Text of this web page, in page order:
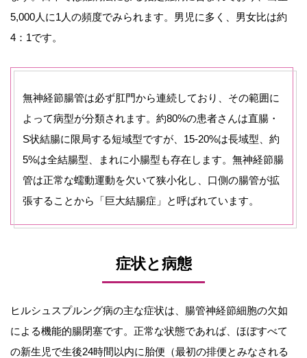
5,000人に1人の頻度でみられます。男児に多く、男女比は約
4：1です。
無神経節腸管は必ず肛門から連続しており、その範囲に
よって病型が分類されます。約80%の患者さんは直腸・
S状結腸に限局する短域型ですが、15-20%は長域型、約
5%は全結腸型、まれに小腸型も存在します。無神経節腸
管は正常な蠕動運動を欠いて狭小化し、口側の腸管が拡
張することから「巨大結腸症」と呼ばれています。
症状と病態
ヒルシュスプルング病の主な症状は、腸管神経節細胞の欠如
による機能的腸閉塞です。正常な状態であれば、ほぼすべて
の新生児で生後24時間以内に胎便（最初の排便とみなされる